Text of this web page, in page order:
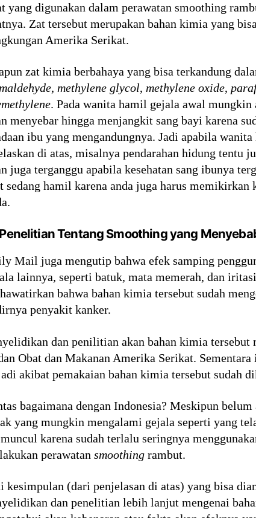
yang digunakan dalam perawatan smoothing
Zat tersebut merupakan bahan kimia yang
Amerika Serikat.
zat kimia berbahaya yang bisa terkandung
, methylene glycol, methylene oxide,
. Pada wanita hamil gejala awal
menyebar hingga menjangkit sang bayi karena
ibu yang mengandungnya. Jadi apabila
di atas, misalnya pendarahan hidung tentu
juga terganggu apabila kesehatan sang ibunya
sedang hamil karena anda juga harus memikirkan
Penelitian Tentang Smoothing yang
Mail juga mengutip bahwa efek samping
lainnya, seperti batuk, mata memerah, dan
bahwa bahan kimia tersebut sudah
penyakit kanker.
dan penilitian akan bahan kimia
Obat dan Makanan Amerika Serikat.
akibat pemakaian bahan kimia tersebut sudah
bagaimana dengan Indonesia? Meskipun
yang mungkin mengalami gejala seperti yang
karena sudah terlalu seringnya
perawatan smoothing rambut.
kesimpulan (dari penjelasan di atas) yang bisa
dan penelitian lebih lanjut mengenai